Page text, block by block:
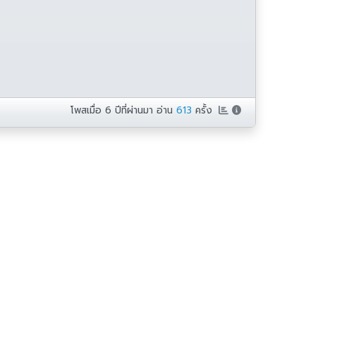
โพสเมื่อ6 ปีที่ผ่านมา อ่าน613 ครั้ง